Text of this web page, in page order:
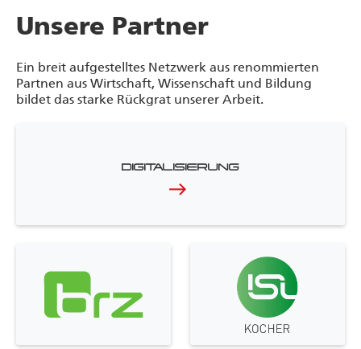
Unsere Partner
Ein breit aufgestelltes Netzwerk aus renommierten
Partnen aus Wirtschaft, Wissenschaft und Bildung
bildet das starke Rückgrat unserer Arbeit.
DIGITALISIERUNG
east